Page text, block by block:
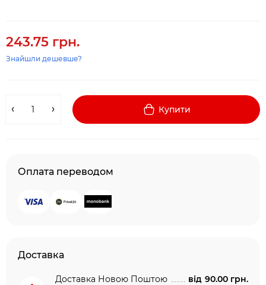
243.75 грн.
Знайшли дешевше?
Купити
Оплата переводом
Доставка
Доставка Новою Поштою від 90.00 грн.